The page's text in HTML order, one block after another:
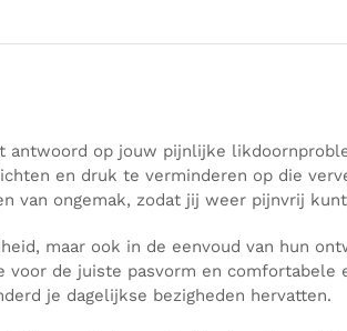
op jouw pijnlijke
en druk te verminderen op die
van ongemak, zodat jij weer pijnvrij
maar ook in de eenvoud van hun
de juiste pasvorm en comfortabele
je dagelijkse bezigheden hervatten.